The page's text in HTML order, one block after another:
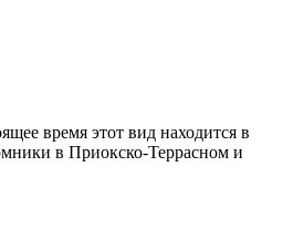
время этот вид находится в
в Приокско-Террасном и